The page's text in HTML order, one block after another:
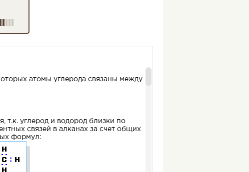
атомы углерода связаны между
т.к. углерод и водород близки по
связей в алканах за счет общих
формул: